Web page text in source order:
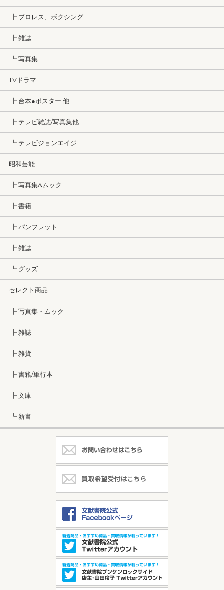
┣ プロレス、ボクシング
┣ 雑誌
┗ 写真集
TVドラマ
┣ 台本●ポスター 他
┣ テレビ雑誌/写真集他
┗ テレビジョンエイジ
昭和芸能
┣ 写真集&ムック
┣ 書籍
┣ パンフレット
┣ 雑誌
┗ グッズ
セレクト商品
┣ 写真集・ムック
┣ 雑誌
┣ 雑貨
┣ 書籍/単行本
┣ 文庫
┗ 新書